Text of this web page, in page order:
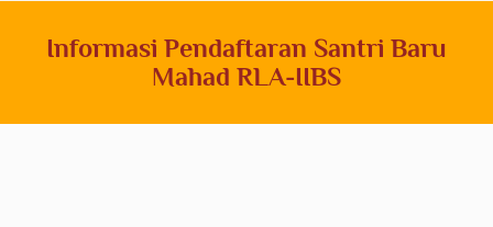
Informasi Pendaftaran Santri Baru
Mahad RLA-IIBS